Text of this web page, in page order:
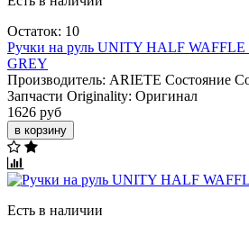
Остаток: 10
Ручки на руль UNITY HALF
GREY
Производитель: ARIETE Состояние
Запчасти Originality: Оригинал
1626 руб
в корзину
Есть в наличии